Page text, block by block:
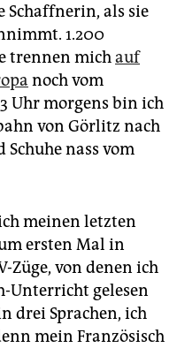
Schaffnerin, als sie
1.200
trennen michauf
noch vom
Uhr morgens bin ich
von Görlitz nach
Schuhe nass vom
meinen letzten
ersten Mal in
Züge, von denen ich
Unterricht gelesen
drei Sprachen, ich
mein Französisch